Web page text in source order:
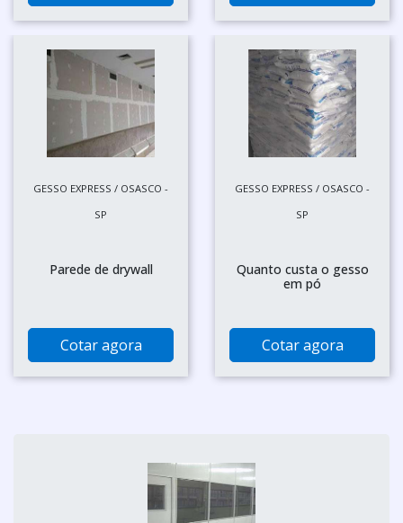
GESSO EXPRESS / OSASCO -
SP
Parede de drywall
Cotar agora
GESSO EXPRESS / OSASCO -
SP
Quanto custa o gesso
em pó
Cotar agora